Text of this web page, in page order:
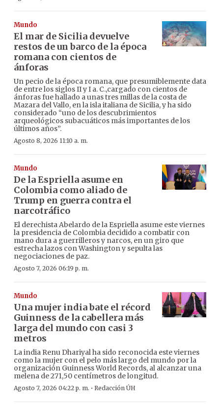
Mundo
El mar de Sicilia devuelve
restos de un barco de la época
romana con cientos de
ánforas
Un pecio de la época romana, que presumiblemente data
de entre los siglos II y I a. C.,cargado con cientos de
ánforas fue hallado a unas tres millas de la costa de
Mazara del Vallo, en la isla italiana de Sicilia, y ha sido
considerado “uno de los descubrimientos
arqueológicos subacuáticos más importantes de los
últimos años”.
Agosto 8, 2026 11:10 a. m.
Mundo
De la Espriella asume en
Colombia como aliado de
Trump en guerra contra el
narcotráfico
El derechista Abelardo de la Espriella asume este viernes
la presidencia de Colombia decidido a combatir con
mano dura a guerrilleros y narcos, en un giro que
estrecha lazos con Washington y sepulta las
negociaciones de paz.
Agosto 7, 2026 06:19 p. m.
Mundo
Una mujer india bate el récord
Guinness de la cabellera más
larga del mundo con casi 3
metros
La india Renu Dhariyal ha sido reconocida este viernes
como la mujer con el pelo más largo del mundo por la
organización Guinness World Records, al alcanzar una
melena de 271,50 centímetros de longitud.
Agosto 7, 2026 04:22 p. m. · Redacción ÚH